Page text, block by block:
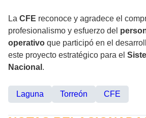
La CFE reconoce y agradece el
profesionalismo y esfuerzo del
operativo que participó en el
este proyecto estratégico para el
Nacional .
Laguna Torreón CFE